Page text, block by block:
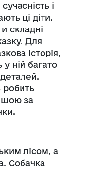
і
ці діти.
складні
Для
історія,
у ній багато
робить
за
лісом, а
Собачка